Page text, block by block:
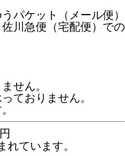
パケット（メール便）
川急便（宅配便）での
せん。
ておりません。
れています。